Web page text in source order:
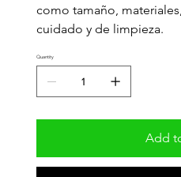
como tamaño,
cuidado y de limpieza.
Quantity
Add